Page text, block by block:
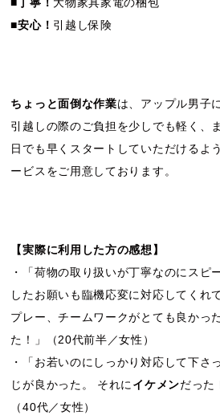
■安心！ 引越し保険
ちょっと面倒な作業は、アップル男子
引越しの際のご負担を少しでも軽く、
日でも早くスタートしていただけるよ
ービスをご用意しております。
【実際に利用した方の感想】
・「荷物の取り扱いが丁寧なのにスピ
したお願いも臨機応変に対応してくれ
プレー、チームワークがとても良かっ
た！」（20代前半／女性）
・「お若いのにしっかり対応して下さ
じが良かった。 それに イケメンだった
（40代／女性）